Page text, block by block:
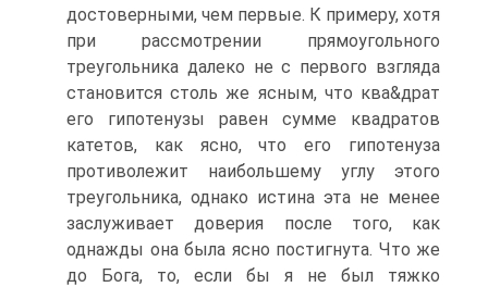
достоверными, чем первые. К примеру, хотя
при рассмотрении прямоугольного
треугольника далеко не с первого взгляда
становится столь же ясным, что ква&драт
его гипотенузы равен сумме квадратов
катетов, как ясно, что его гипотенуза
противолежит наибольшему углу этого
треугольника, однако истина эта не менее
заслуживает доверия после того, как
однажды она была ясно постигнута. Что же
до Бога, то, если бы я не был тяжко